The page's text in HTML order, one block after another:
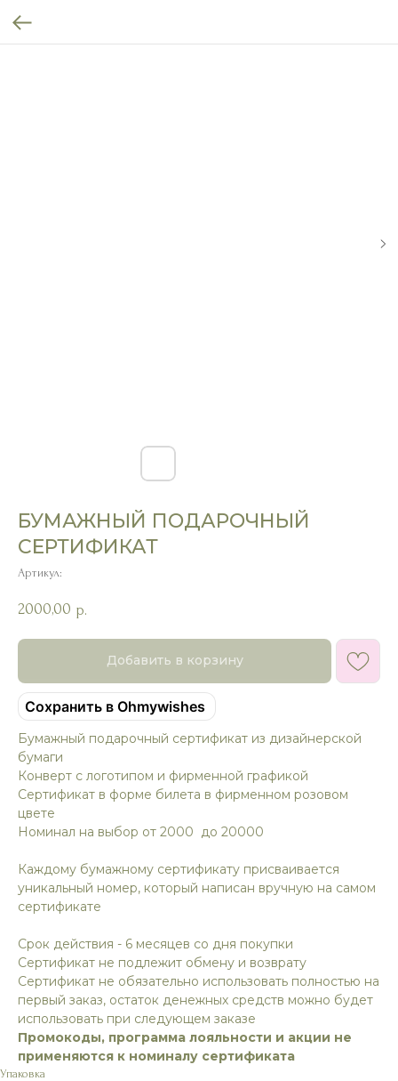
БУМАЖНЫЙ ПОДАРОЧНЫЙ
СЕРТИФИКАТ
Артикул:
2000,00 р.
Добавить в корзину
Сохранить в Ohmywishes
Бумажный подарочный сертификат из дизайнерской
бумаги
Конверт с логотипом и фирменной графикой
Сертификат в форме билета в фирменном розовом
цвете
Номинал на выбор от 2000 до 20000
Каждому бумажному сертификату присваивается
уникальный номер, который написан вручную на самом
сертификате
Срок действия - 6 месяцев со дня покупки
Сертификат не подлежит обмену и возврату
Сертификат не обязательно использовать полностью на
первый заказ, остаток денежных средств можно будет
использовать при следующем заказе
Промокоды, программа лояльности и акции не
применяются к номиналу сертификата
Упаковка